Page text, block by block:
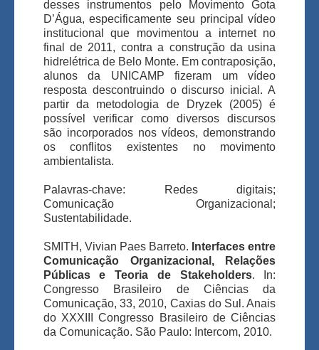
desses instrumentos pelo Movimento Gota
D’Água, especificamente seu principal vídeo
institucional que movimentou a internet no
final de 2011, contra a construção da usina
hidrelétrica de Belo Monte. Em contraposição,
alunos da UNICAMP fizeram um vídeo
resposta descontruindo o discurso inicial. A
partir da metodologia de Dryzek (2005) é
possível verificar como diversos discursos
são incorporados nos vídeos, demonstrando
os conflitos existentes no movimento
ambientalista.
Palavras-chave: Redes digitais;
Comunicação Organizacional;
Sustentabilidade.
SMITH, Vivian Paes Barreto. Interfaces entre
Comunicação Organizacional, Relações
Públicas e Teoria de Stakeholders. In:
Congresso Brasileiro de Ciências da
Comunicação, 33, 2010, Caxias do Sul. Anais
do XXXIII Congresso Brasileiro de Ciências
da Comunicação. São Paulo: Intercom, 2010.